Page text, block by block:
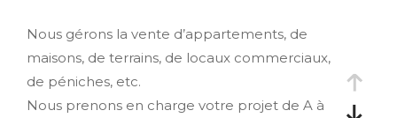
Nous gérons la vente d’appartements, de
maisons, de terrains, de locaux commerciaux,
de péniches, etc.
Nous prenons en charge votre projet de A à